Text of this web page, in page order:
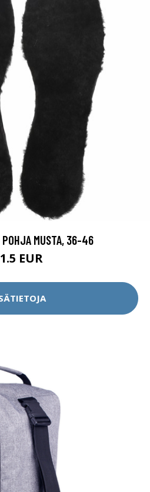
POHJA MUSTA, 36-46
EUR